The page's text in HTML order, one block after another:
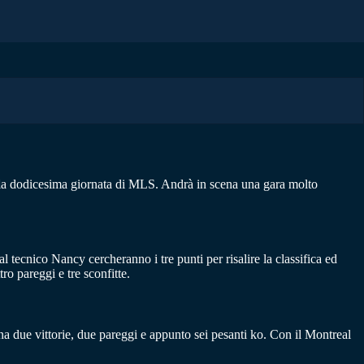
giornata di MLS. Andrà in scena una gara molto
Nancy cercheranno i tre punti per risalire la classifica ed
pareggi e tre sconfitte.
due vittorie, due pareggi e appunto sei pesanti ko. Con il Montreal